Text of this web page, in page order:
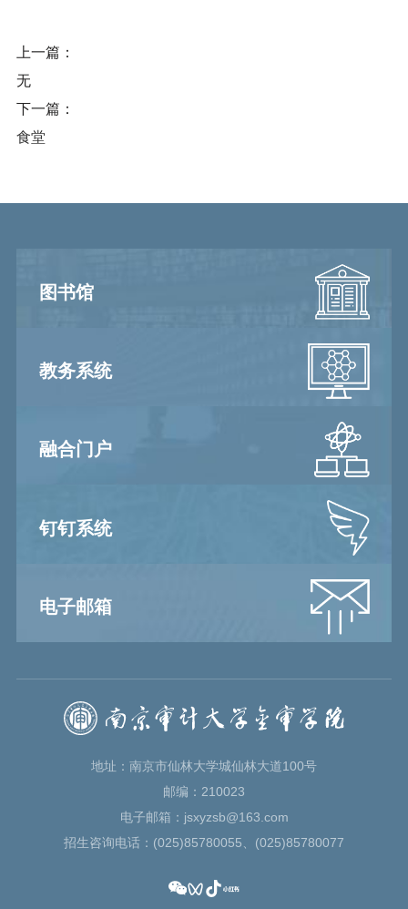
上一篇：
无
下一篇：
食堂
图书馆
教务系统
融合门户
钉钉系统
电子邮箱
地址：南京市仙林大学城仙林大道100号
邮编：210023
电子邮箱：jsxyzsb@163.com
招生咨询电话：(025)85780055、(025)85780077